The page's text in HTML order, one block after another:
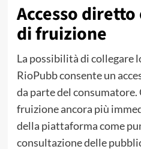
Accesso
di fruizione
La possibilità di collegare
RioPubb consente un
da parte del consumatore.
fruizione ancora più
della piattaforma come
consultazione delle